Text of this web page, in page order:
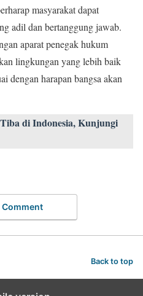
masyarakat dapat
adil dan bertanggung jawab.
aparat penegak hukum
lingkungan yang lebih baik
dengan harapan bangsa akan
di Indonesia, Kunjungi
Comment
Back to top